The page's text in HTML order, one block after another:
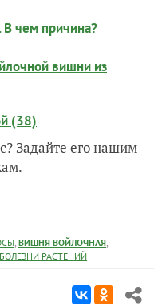
чем причина?
вишни из
(38)
Задайте его нашим
, ВИШНЯ ВОЙЛОЧНАЯ,
БОЛЕЗНИ РАСТЕНИЙ